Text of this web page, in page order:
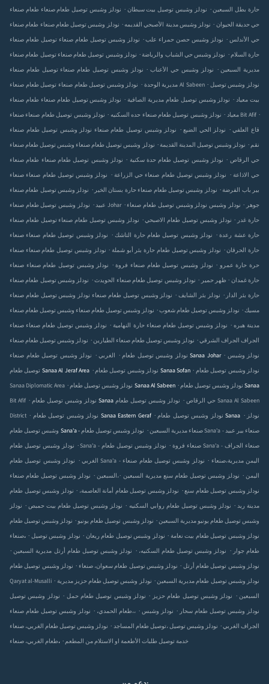
طعام صنعاء‎ بيت سبطان . نودلز وشبس توصيل طعام صنعاء‎ حارة بطل السبعين . نودلز وشبس توصيل
طعام صنعاء‎ مدينة الأصبحي القديمه. نودلز وشبس توصيل طعام صنعاء‎ حي حديقة الحيوان . نودلز وشبس
توصيل طعام صنعاء‎ حصن حمراء علب . نودلز وشبس توصيل طعام صنعاء‎ حي الأندلس . نودلز وشبس
توصيل طعام صنعاء‎ حي الشباب والرياضة. نودلز وشبس توصيل طعام صنعاء‎ حارة السلام. نودلز وشبس
توصيل طعام صنعاء‎ حي الأعناب . نودلز وشبس توصيل طعام صنعاء‎ مديرية السبعين . نودلز وشبس
توصيل طعام صنعاء‎ مديرية الوحدة . نودلز وشبس توصيل طعام صنعاء‎ Al Sabeen . نودلز وشبس توصيل
طعام صنعاء‎ مديرية الصافية . نودلز وشبس توصيل طعام صنعاء‎ بيت معياد . نودلز وشبس توصيل طعام
صنعاء‎ حده السكنيه . نودلز وشبس توصيل طعام صنعاء‎ معياد . نودلز وشبس توصيل طعام صنعاء‎ Bit Afif .
نودلز وشبس توصيل طعام صنعاء‎ الحي الضيع . نودلز وشبس توصيل طعام صنعاء‎ قاع العلفي . نودلز
وشبس توصيل طعام صنعاء‎ المدينة القديمة. نودلز وشبس توصيل طعام صنعاء‎ نقم. نودلز وشبس توصيل
طعام صنعاء‎ حدة سكنية . نودلز وشبس توصيل طعام صنعاء‎ حي الرقاص . نودلز وشبس توصيل طعام
صنعاء‎ حي الزراعة . نودلز وشبس توصيل طعام صنعاء‎ حي الاذاعة . نودلز وشبس توصيل طعام صنعاء‎
حارة بستان الخير . نودلز وشبس توصيل طعام صنعاء‎ باب الفرضة. نودلز وشبس توصيل طعام صنعاء‎ بير
عبيد. نودلز وشبس توصيل طعام صنعاء‎ Johar . نودلز وشبس توصيل طعام صنعاء‎ جوهر . نودلز وشبس
توصيل طعام صنعاء‎ الاصبحي . نودلز وشبس توصيل طعام صنعاء‎ حارة غدر . نودلز وشبس توصيل طعام
صنعاء‎ حارة التاشك . نودلز وشبس توصيل طعام صنعاء‎ حارة عشة رعدة . نودلز وشبس توصيل طعام
صنعاء‎ حارة بئر أبو شملة . نودلز وشبس توصيل طعام صنعاء‎ حارة الحرقان. نودلز وشبس توصيل طعام
صنعاء‎ فروة . نودلز وشبس توصيل طعام صنعاء‎ حارة عمرو . نودلز وشبس توصيل طعام صنعاء‎ حرة
الحويدث. نودلز وشبس توصيل طعام صنعاء‎ ظهر حمير . نودلز وشبس توصيل طعام صنعاء‎ حارة غمدان .
نودلز وشبس توصيل طعام صنعاء‎ بئر الشايف . نودلز وشبس توصيل طعام صنعاء‎ حارة بئر الدار . نودلز
وشبس توصيل طعام صنعاء‎ شعوب. نودلز وشبس توصيل طعام صنعاء‎ مسيك. نودلز وشبس توصيل طعام
صنعاء‎ حارة النهامية . نودلز وشبس توصيل طعام صنعاء‎ هبره . نودلز وشبس توصيل طعام صنعاء‎ مدينة
الطيارين. نودلز وشبس توصيل طعام صنعاء‎ الجراف الشرقي. نودلز وشبس توصيل طعام صنعاء‎ الجراف
الغربي . . نودلز وشبس توصيل طعام Sanaa Johar . نودلز وشبس
توصيل طعام Sanaa Al Jeraf Area . نودلز وشبس توصيل طعام Sanaa Sofan . نودلز وشبس توصيل طعام
Sanaa Diplomatic Area . نودلز وشبس توصيل طعام Sanaa Al Sabeen .نودلز وشبس توصيل طعام Sanaa
Bit Afif . نودلز وشبس توصيل طعام Sanaa حي الرقاص . نودلز وشبس توصيل طعام Sanaa Al Sabeen
District . نودلز وشبس توصيل طعام Sanaa Eastern Geraf . نودلز وشبس توصيل طعام Sanaa . نودلز
وشبس توصيل طعام Sana'a - صنعاء مديرية السبعين.
نودلز وشبس توصيل طعام Sana'a - صنعاء بير عبيد
.
نودلز وشبس توصيل طعام Sana'a - صنعاء فروة . نودلز وشبس توصيل طعام Sana'a - صنعاء الجراف
الغربي . نودلز وشبس توصيل طعام Sana'a - صنعاء . نودلز وشبس توصيل طعام صنعاء‎،اليمن مديرية
السبعين . نودلز وشبس توصيل طعام صنعاء‎،اليمن . نودلز وشبس توصيل طعام سنع مديرية السبعين .
نودلز وشبس توصيل طعام سنع. نودلز وشبس توصيل طعام أمانة العاصمة، . نودلز وشبس توصيل طعام
مدينة ريد . نودلز وشبس توصيل طعام روابي السكنيه . نودلز وشبس توصيل طعام بيت حمبص . نودلز
وشبس توصيل طعام يونيو مديرية السبعين. نودلز وشبس توصيل طعام يونيو . نودلز وشبس توصيل طعام
صنعاء‎، . نودلز وشبس توصيل طعام بيت نعامة . نودلز وشبس توصيل طعام ريعان . نودلز وشبس توصيل
طعام جوار . نودلز وشبس توصيل طعام السكنيه، . نودلز وشبس توصيل طعام أرتل مديرية السبعين .
نودلز وشبس توصيل طعام أرتل . نودلز وشبس توصيل طعام سعوان، صنعاء . نودلز وشبس توصيل طعام
Qaryat al-Musalli . نودلز وشبس توصيل طعام مديرية السبعين. نودلز وشبس توصيل طعام حزيز مديرية
السبعين . نودلز وشبس توصيل طعام حزيز . نودلز وشبس توصيل طعام حمل . نودلز وشبس توصيل
طعام الحمدي، . نودلز وشبس توصيل طعام صنعاء‎،، . نودلز وشبس توصيل طعام سحار . نودلز وشبس
توصيل طعام المساجد . نودلز وشبس توصيل طعام الغربي، صنعاء‎، الجراف الغربي. نودلز وشبس توصيل
طعام الغربي، صنعاء‎، .خدمة توصيل طلبات الأطعمة او الاستلام من المطعم